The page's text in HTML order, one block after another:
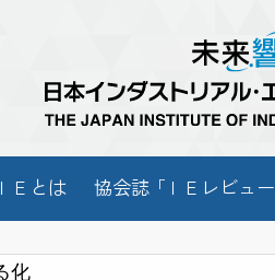
ＩＥとは 協会誌「 ＩＥレビュー